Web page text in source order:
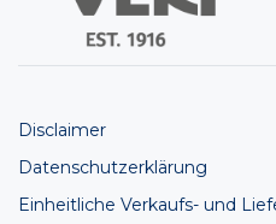
Disclaimer
Datenschutzerklärung
Einheitliche Verkaufs- und